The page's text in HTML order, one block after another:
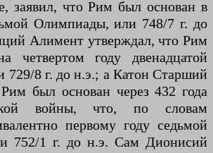
заявил, что Рим был основан в
Олимпиады, или 748/7 г. до
Алимент утверждал, что Рим
четвертом году двенадцатой
8 г. до н.э.; а Катон Старший
был основан через 432 года
войны, что, по словам
первому году седьмой
752/1 г. до н.э. Сам Дионисий